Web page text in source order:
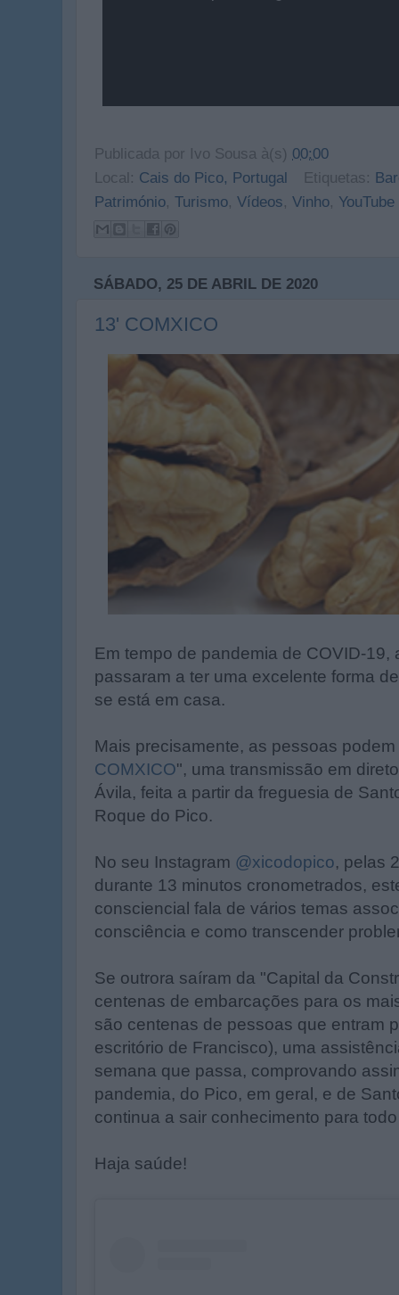
Publicada por Ivo Sousa à(s) 00:00
Local: Cais do Pico, Portugal Etiquetas:
Património, Turismo, Vídeos, Vinho, YouTube
SÁBADO, 25 DE ABRIL DE 2020
13' COMXICO
Em tempo de pandemia de COVID-19,
passaram a ter uma excelente forma
se está em casa.
Mais precisamente, as pessoas
COMXICO", uma transmissão em
Ávila, feita a partir da freguesia de
Roque do Pico.
No seu Instagram @xicodopico, pelas
durante 13 minutos cronometrados,
consciencial fala de vários temas
consciência e como transcender
Se outrora saíram da "Capital da
centenas de embarcações para os
são centenas de pessoas que entram
escritório de Francisco), uma
semana que passa, comprovando
pandemia, do Pico, em geral, e de
continua a sair conhecimento para
Haja saúde!